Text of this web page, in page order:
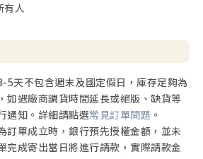
有人
5天不包含週末及國定假日，庫存足夠為
如遇廠商調貨時間延長或絕版、缺貨等
通知。詳細請點選常見訂單問題 。
訂單成立時，銀行預先授權金額，並未
完成寄出當日將進行請款，實際請款金